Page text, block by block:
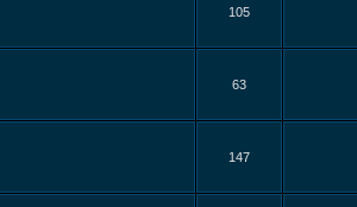
105
63
147